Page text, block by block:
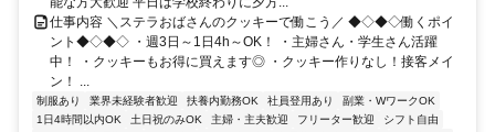
仕事内容 ＼ステラおばさんのクッキーで働こう／ ◆◇◆◇働くポイ
ント◆◇◆◇ ・週3日～1日4h～OK！ ・主婦さん・学生さん活躍
中！ ・クッキーもお得に買えます◎ ・クッキー作りなし！接客メイ
ン！ ...
制服あり 業界未経験者歓迎 扶養内勤務OK 社員登用あり
副業・WワークOK
1日4時間以内OK
土日祝のみOK 主婦・主夫歓迎 フリーター歓迎
シフト自由